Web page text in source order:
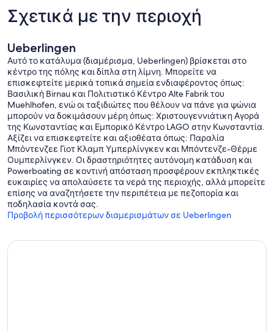
Σχετικά με την περιοχή
Ueberlingen
Αυτό το κατάλυμα (διαμέρισμα, Ueberlingen) βρίσκεται στο
κέντρο της πόλης και δίπλα στη λίμνη. Μπορείτε να
επισκεφτείτε μερικά τοπικά σημεία ενδιαφέροντος όπως:
Βασιλική Birnau και Πολιτιστικό Κέντρο Alte Fabrik του
Muehlhofen, ενώ οι ταξιδιώτες που θέλουν να πάνε για ψώνια
μπορούν να δοκιμάσουν μέρη όπως: Χριστουγεννιάτικη Αγορά
της Κωνσταντίας και Εμπορικό Κέντρο LAGO στην Κωνσταντία.
Αξίζει να επισκεφτείτε και αξιοθέατα όπως: Παραλία
Μπόντενζεε Γιοτ Κλαμπ Υμπερλίνγκεν και Μπόντενζε-Θέρμε
Ουμπερλίνγκεν. Οι δραστηριότητες αυτόνομη κατάδυση και
Powerboating σε κοντινή απόσταση προσφέρουν εκπληκτικές
ευκαιρίες να απολαύσετε τα νερά της περιοχής, αλλά μπορείτε
επίσης να αναζητήσετε την περιπέτεια με πεζοπορία και
ποδηλασία κοντά σας.
Προβολή περισσότερων διαμερισμάτων σε Ueberlingen